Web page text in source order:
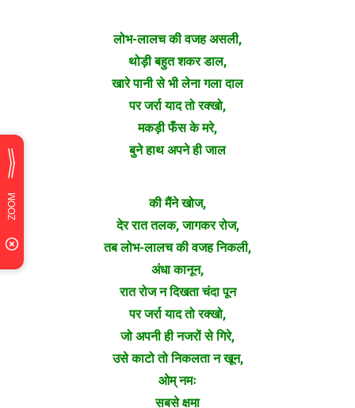
लोभ-लालच की वजह असली,
थोड़ी बहुत शकर डाल,
खारे पानी से भी लेना गला दाल
पर जर्रा याद तो रक्खो,
मकड़ी फँस के मरे,
बुने हाथ अपने ही जाल
की मैंने खोज,
देर रात तलक, जागकर रोज,
तब लोभ-लालच की वजह निकली,
अंधा कानून,
रात रोज न दिखता चंदा पून
पर जर्रा याद तो रक्खो,
जो अपनी ही नजरों से गिरे,
उसे काटो तो निकलता न खून,
ओम् नमः
सबसे क्षमा